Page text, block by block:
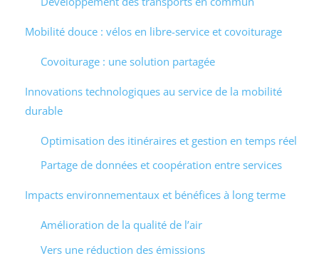
Mobilité douce : vélos en libre-service et covoiturage
Covoiturage : une solution partagée
Innovations technologiques au service de la mobilité
durable
Optimisation des itinéraires et gestion en temps réel
Partage de données et coopération entre services
Impacts environnementaux et bénéfices à long terme
Amélioration de la qualité de l’air
Vers une réduction des émissions